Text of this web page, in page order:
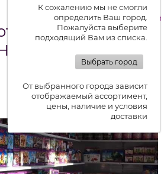
К сожалению мы не смогли
определить Ваш город.
Пожалуйста выберите
подходящий Вам из списка.
Выбрать город
От выбранного города зависит
отображаемый ассортимент,
цены, наличие и условия
доставки
и стомиость
к списку новостей